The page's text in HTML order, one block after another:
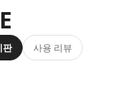
판 사용 리뷰